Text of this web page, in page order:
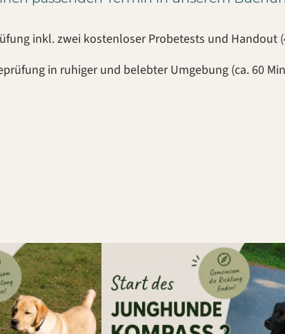
inkl. zwei kostenloser Probetests und Handout
in ruhiger und belebter Umgebung (ca. 60